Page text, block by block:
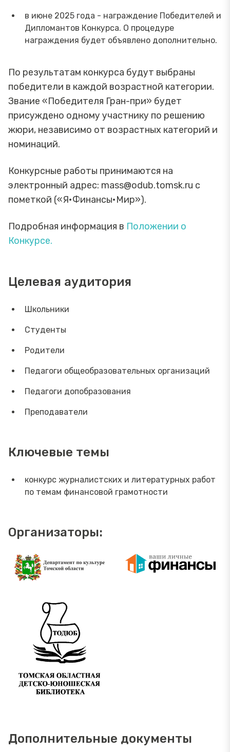
в июне 2025 года - награждение Победителей и
Дипломантов Конкурса. О процедуре
награждения будет объявлено дополнительно.
По результатам конкурса будут выбраны
победители в каждой возрастной категории.
Звание «Победителя Гран-при» будет
присуждено одному участнику по решению
жюри, независимо от возрастных категорий и
номинаций.
Конкурсные работы принимаются на
электронный адрес: mass@odub.tomsk.ru c
пометкой («Я•Финансы•Мир»).
Подробная информация в Положении о
Конкурсе.
Целевая аудитория
Школьники
Студенты
Родители
Педагоги общеобразовательных организаций
Педагоги допобразования
Преподаватели
Ключевые темы
конкурс журналистских и литературных работ
по темам финансовой грамотности
Организаторы:
Дополнительные документы